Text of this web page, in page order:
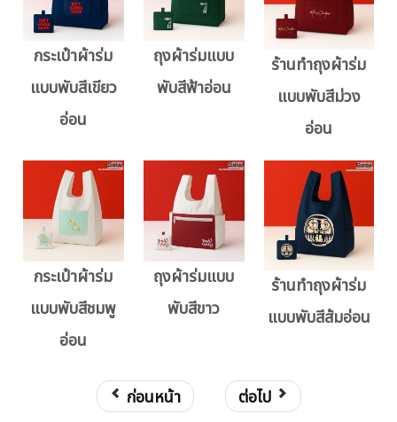
กระเป๋าผ้าร่ม
แบบพับสีเขียว
อ่อน
ถุงผ้าร่มแบบ
พับสีฟ้าอ่อน
ร้านทำถุงผ้าร่ม
แบบพับสีม่วง
อ่อน
กระเป๋าผ้าร่ม
แบบพับสีชมพู
อ่อน
ถุงผ้าร่มแบบ
พับสีขาว
ร้านทำถุงผ้าร่ม
แบบพับสีส้มอ่อน
ก่อนหน้า ต่อไป